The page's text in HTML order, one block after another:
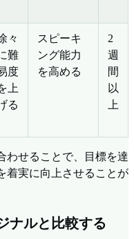
々
難
度
上
る
スピーキ
ング能力
を高める
2
週
間
以
上
わせることで、目標を達
着実に向上させることが
ナルと比較する